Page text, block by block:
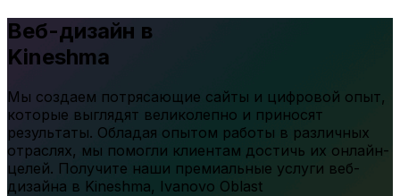
Веб-дизайн в
Kineshma
Мы создаем потрясающие сайты и цифровой опыт,
которые выглядят великолепно и приносят
результаты. Обладая опытом работы в различных
отраслях, мы помогли клиентам достичь их онлайн-
целей. Получите наши премиальные услуги веб-
дизайна в Kineshma, Ivanovo Oblast